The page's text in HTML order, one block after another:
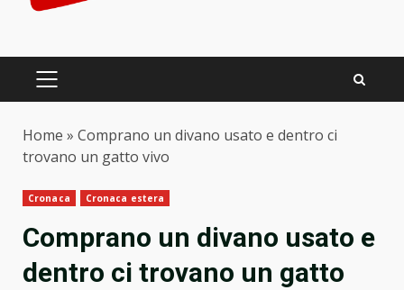
PRIMARY
Home » Comprano un divano usato e dentro ci
trovano un gatto vivo
Cronaca Cronaca estera
Comprano un divano usato e
dentro ci trovano un gatto